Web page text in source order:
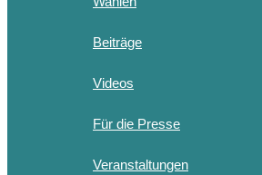
Beiträge
Videos
Für die Presse
Veranstaltungen